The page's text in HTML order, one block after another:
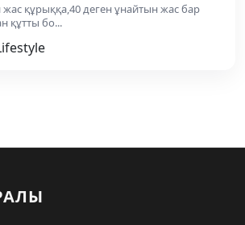
жас құрыққа,40 деген ұнайтын жас бар
құтты бо...